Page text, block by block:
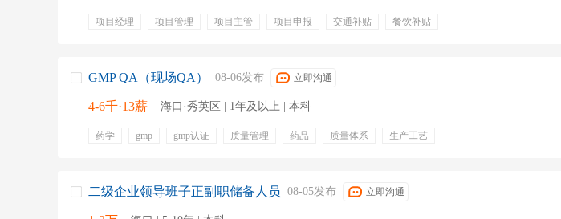
项目经理 项目管理 项目主管 项目申报 交通补贴
餐饮补贴
GMP QA（现场QA） 08-06发布 立即沟通
4-6千·13薪 海口·秀英区 | 1年及以上 | 本科
药学 gmp gmp认证 质量管理 药品 质量体系
生产工艺
二级企业领导班子正副职储备人员 08-05发布 立即沟通